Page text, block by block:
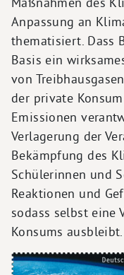
Anpassung an
thematisiert. Dass
Basis ein
von
der private
Emissionen
Verlagerung der
Bekämpfung des
Schülerinnen und
Reaktionen und
sodass selbst eine
Konsums ausbleibt.